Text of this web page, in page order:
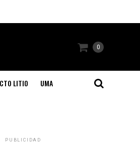
0
LITIO UMA
PUBLICIDAD